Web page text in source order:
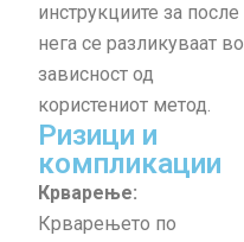
инструкциите за после
нега се разликуваат во
зависност од
користениот метод.
Ризици и
компликации
Крварење:
Крварењето по